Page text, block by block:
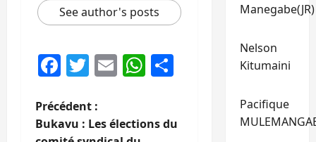
See author's posts
Facebook
Twitter
EmailWhatsApp
Partager
N
Précédent :
Bukavu : Les élections du
Manegabe(JR)
Nelson
Kitumaini
Pacifique